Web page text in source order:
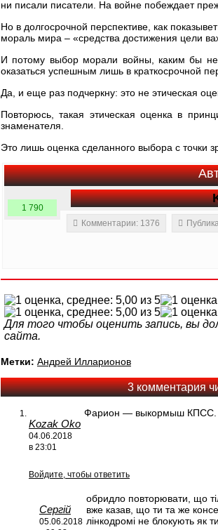
ни писали писатели. На войне побеждает
Но в долгосрочной перспективе, как
мораль мира – «средства достижения цели
И потому выбор морали войны, каким бы
оказаться успешным лишь в краткосрочной
Да, и еще раз подчеркну: это не этическая
Повторюсь, такая этическая оценка в
знаменателя.
Это лишь оценка сделанного выбора с точки
1 790
Комментарии: 1376
Для того чтобы оценить запись, вы
сайта.
Метки: Андрей Илларионов
3 комментария
Kozak Oko
04.06.2018
в 23:01
Фарион — выкормыш КПСС.
Войдите, чтобы ответить
Сергій
05.06.2018
обридло повторювати, що
вже казав, що ти та же
лінкодромі не блокують як